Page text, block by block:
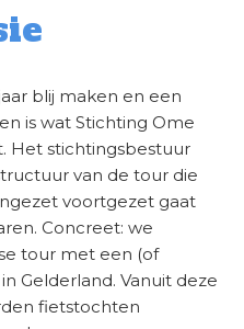
blij maken en een
is wat Stichting Ome
Het stichtingsbestuur
van de tour die
voortgezet gaat
Concreet: we
tour met een (of
Gelderland. Vanuit deze
fietstochten